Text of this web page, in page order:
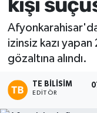
izinsiz kazı
gözaltına alındı.
TE BILISIM
EDITÖR
Eğitim
Sivil Toplum